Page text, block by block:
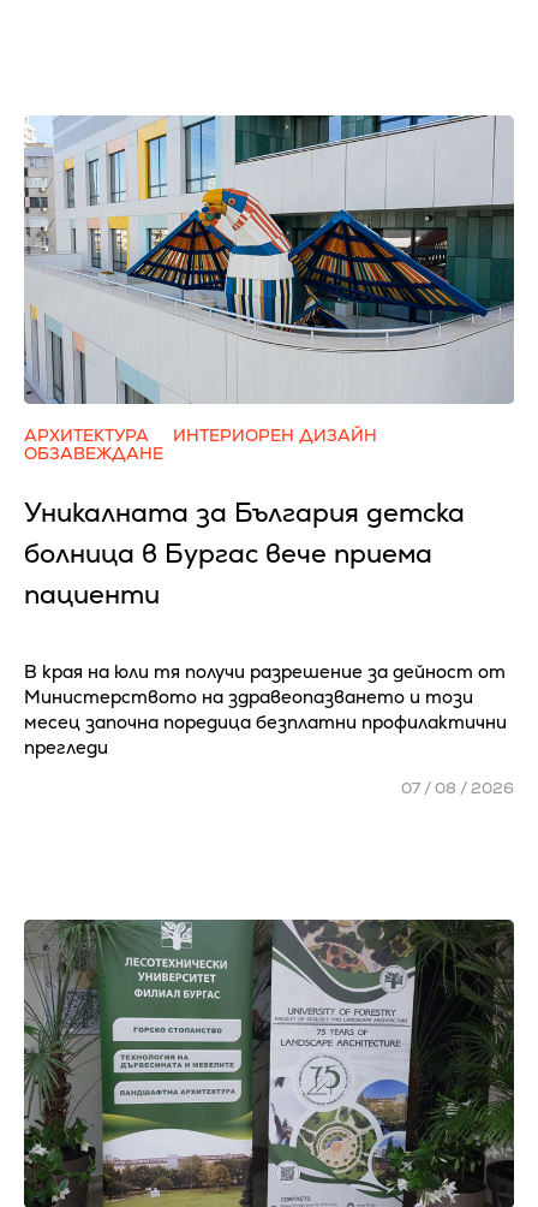
АРХИТЕКТУРА
ИНТЕРИОРЕН ДИЗАЙН
ОБЗАВЕЖДАНЕ
Уникалната за България детска
болница в Бургас вече приема
пациенти
В края на юли тя получи разрешение за дейност от
Министерството на здравеопазването и този
месец започна поредица безплатни профилактични
прегледи
07 / 08 / 2026